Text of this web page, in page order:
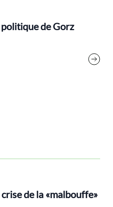
politique de Gorz
de la «malbouffe»